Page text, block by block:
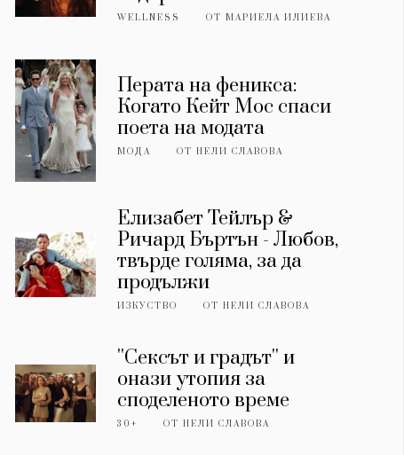
WELLNESS ОТМАРИЕЛА ИЛИЕВА
Перата на феникса:
Когато Кейт Мос спаси
поета на модата
МОДА ОТНЕЛИ СЛАВОВА
Елизабет Тейлър &
Ричард Бъртън - Любов,
твърде голяма, за да
продължи
ИЗКУСТВО ОТНЕЛИ СЛАВОВА
''Сексът и градът'' и
онази утопия за
споделеното време
30+ ОТНЕЛИ СЛАВОВА